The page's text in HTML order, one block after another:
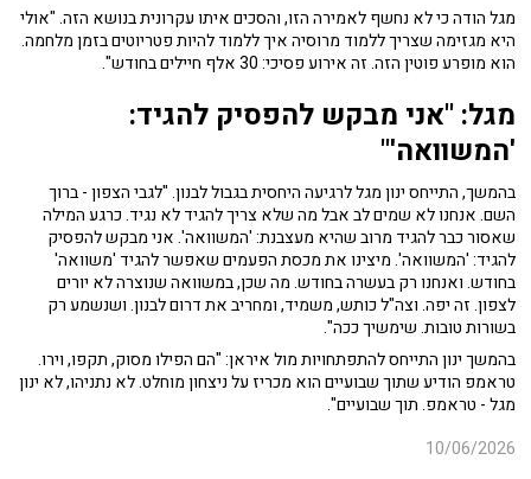
מגל הודה כי לא נחשף לאמירה הזו, והסכים איתו עקרונית בנושא הזה. "אולי
היא מגזימה שצריך ללמוד מרוסיה איך ללמוד להיות פטריוטים בזמן מלחמה.
הוא מופרע פוטין הזה. זה אירוע פסיכי: 30 אלף חיילים בחודש".
מגל: "אני מבקש להפסיק להגיד:
'המשוואה'"
בהמשך, התייחס ינון מגל לרגיעה היחסית בגבול לבנון. "לגבי הצפון - ברוך
השם. אנחנו לא שמים לב אבל מה שלא צריך להגיד לא נגיד. כרגע המילה
שאסור כבר להגיד מרוב שהיא מעצבנת: 'המשוואה'. אני מבקש להפסיק
להגיד: 'המשוואה'. מיצינו את מכסת הפעמים שאפשר להגיד 'משוואה'
בחודש. ואנחנו רק בעשרה בחודש. מה שכן, במשוואה שנוצרה לא יורים
לצפון. זה יפה. וצה"ל כותש, משמיד, ומחריב את דרום לבנון. ושנשמע רק
בשורות טובות. שימשיך ככה".
בהמשך ינון התייחס להתפתחויות מול איראן: "הם הפילו מסוק, תקפו, וירו.
טראמפ הודיע שתוך שבועיים הוא מכריז על ניצחון מוחלט. לא נתניהו, לא ינון
מגל - טראמפ. תוך שבועיים".
10/06/2026